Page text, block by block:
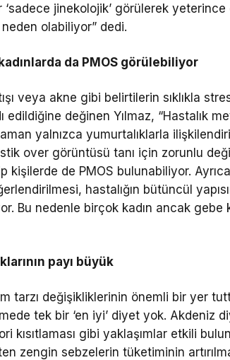
jinekolojik’ görülerek
olabiliyor” dedi.
da PMOS görülebiliyor
veya akne gibi belirtilerin sıklıkla
edildiğine değinen Yılmaz, “Hastalık
yalnızca yumurtalıklarla
over görüntüsü tanı için zorunlu
kişilerde de PMOS bulunabiliyor.
hastalığın bütüncül
Bu nedenle birçok kadın ancak gebe
payı büyük
tarzı değişikliklerinin önemli bir yer
tek bir ‘en iyi’ diyet yok. Akdeniz
kısıtlaması gibi yaklaşımlar etkili
zengin sebzelerin tüketiminin